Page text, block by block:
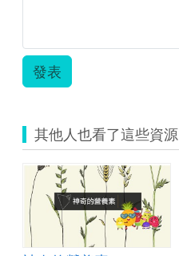
發表
其他人也看了這些資源